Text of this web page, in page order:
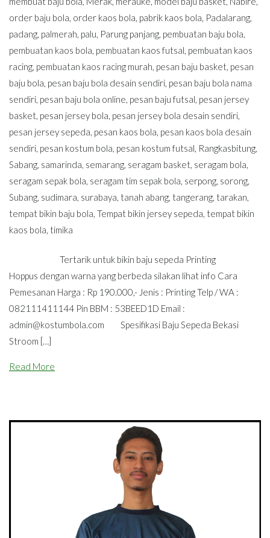
order baju bola, order kaos bola, pabrik kaos bola, Padalarang,
padang, palmerah, palu, Parung panjang, pembuatan baju bola,
pembuatan kaos bola, pembuatan kaos futsal, pembuatan kaos
racing, pembuatan kaos racing murah, pesan baju basket, pesan
baju bola, pesan baju bola desain sendiri, pesan baju bola nama
sendiri, pesan baju bola online, pesan baju futsal, pesan jersey
basket, pesan jersey bola, pesan jersey bola desain sendiri,
pesan jersey sepeda, pesan kaos bola, pesan kaos bola desain
sendiri, pesan kostum bola, pesan kostum futsal, Rangkasbitung,
Sabang, samarinda, semarang, seragam basket, seragam bola,
seragam sepak bola, seragam tim sepak bola, serpong, sorong,
Subang, sudimara, surabaya, tanah abang, tangerang, tarakan,
tempat bikin baju bola, Tempat bikin jersey sepeda, tempat bikin
kaos bola, timika
Tertarik untuk bikin baju sepeda Printing
Hoppus dengan warna yang berbeda silakan lihat info Cara
Pemesanan Harga : Rp 190.000,- Jenis : Printing Telp / WA :
082111411144 Pin BBM : 53BEED1D Email :
admin@kostumbola.com Spesifikasi Baju Sepeda Bekasi
Stroom […]
Read More